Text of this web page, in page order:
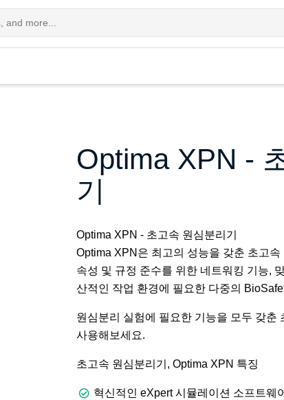
Optima XPN -
기
Optima XPN - 초고속 원심분리기
Optima XPN은 최고의 성능을 갖춘 초고
속성 및 규정 준수를 위한 네트워킹 기능,
산적인 작업 환경에 필요한 다중의
원심분리 실험에 필요한 기능을 모두 갖춘
사용해보세요.
초고속 원심분리기, Optima XPN 특징
혁신적인 eXpert 시뮬레이션 소프트웨